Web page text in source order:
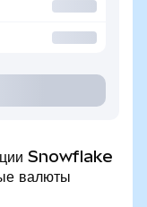
Snowflake
валюты